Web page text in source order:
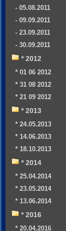
- 05.08.2011
- 09.09.2011
- 23.09.2011
- 30.09.2011
* 2012
* 01 06 2012
* 31 08 2012
* 21 09 2012
* 2013
* 24.05.2013
* 14.06.2013
* 18.10.2013
* 2014
* 25.04.2014
* 23.05.2014
* 13.06.2014
* 2016
* 20.04.2016